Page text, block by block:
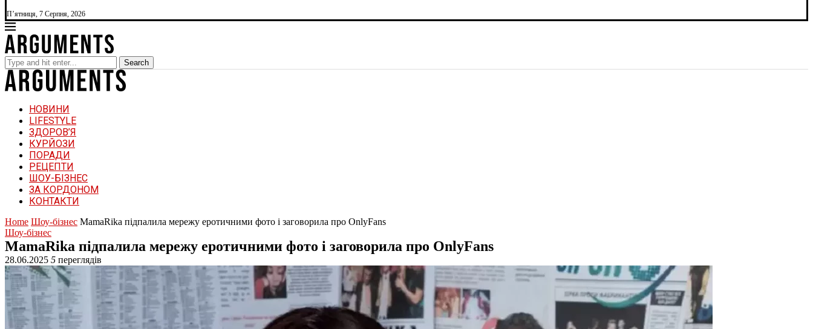
П’ятниця, 7 Серпня, 2026
Search
НОВИНИ
LIFESTYLE
ЗДОРОВ’Я
КУРЙОЗИ
ПОРАДИ
РЕЦЕПТИ
ШОУ-БІЗНЕС
ЗА КОРДОНОМ
КОНТАКТИ
Home Шоу-бізнес MamaRika підпалила мережу еротичними фото і заговорила про OnlyFans
Шоу-бізнес
MamaRika підпалила мережу еротичними фото і заговорила про OnlyFans
28.06.2025 5 переглядів